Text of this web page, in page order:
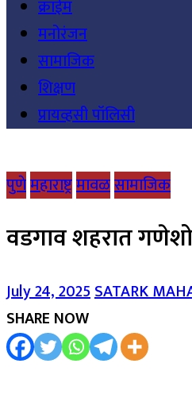
क्राईम
मनोरंजन
सामाजिक
शिक्षण
प्रायव्हसी पॉलिसी
पुणेमहाराष्ट्रमावळसामाजिक
वडगाव शहरात
July 24, 2025SATARK
SHARE NOW